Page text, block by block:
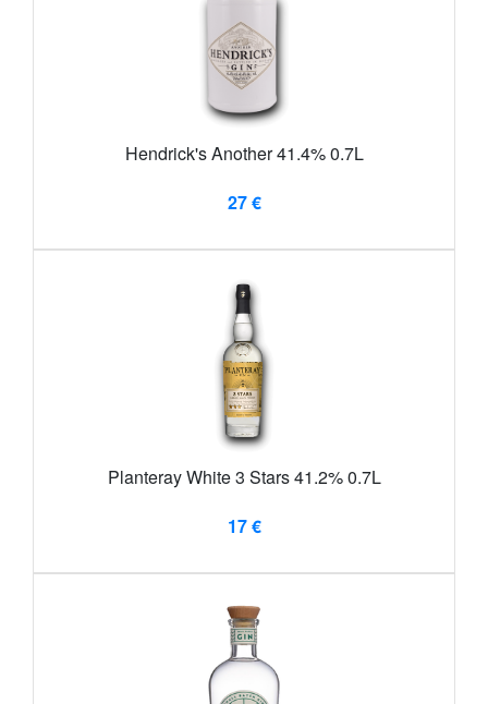
Hendrick's Another 41.4% 0.7L
27 €
Planteray White 3 Stars 41.2% 0.7L
17 €